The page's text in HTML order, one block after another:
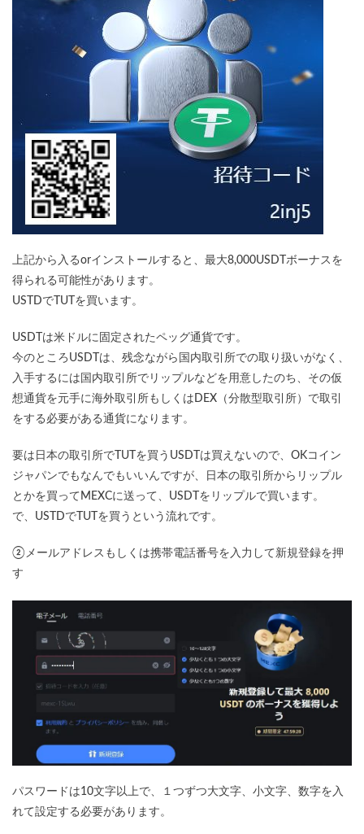
上記から入るorインストールすると、最大8,000USDTボーナスを
得られる可能性があります。
USTDでTUTを買います。
USDTは米ドルに固定されたペッグ通貨です。
今のところUSDTは、残念ながら国内取引所での取り扱いがなく、
入手するには国内取引所でリップルなどを用意したのち、その仮
想通貨を元手に海外取引所もしくはDEX（分散型取引所）で取引
をする必要がある通貨になります。
要は日本の取引所でTUTを買うUSDTは買えないので、OKコイン
ジャパンでもなんでもいいんですが、日本の取引所からリップル
とかを買ってMEXCに送って、USDTをリップルで買います。
で、USTDでTUTを買うという流れです。
②メールアドレスもしくは携帯電話番号を入力して新規登録を押
す
パスワードは10文字以上で、１つずつ大文字、小文字、数字を入
れて設定する必要があります。